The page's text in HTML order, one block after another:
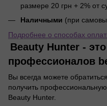
размере 20 грн + 2% от
Наличными (при
Подробнее о способах
Beauty Hunter -
профессионалов
Вы всегда можете
получить
Beauty Hunter.